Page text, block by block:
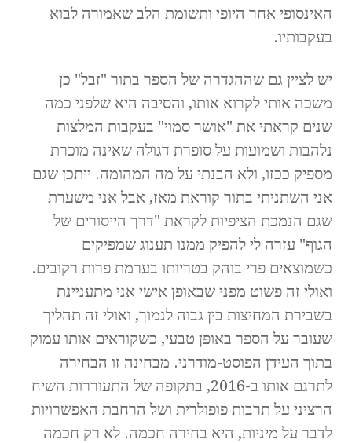
האינסופי אחר היופי ותשומת הלב שאמורה לבוא
בעקבותיו.
יש לציין גם שההגדרה של הספר בתור "זבל" כן
משכה אותי לקרוא אותו, והסיבה היא שלפני כמה
שנים קראתי את "אושר סמוי" בעקבות המלצות
נלהבות ושמועות על סופרת דגולה שאינה מוכרת
מספיק ככזו, ולא הבנתי על מה המהומה. ייתכן שגם
אני השתניתי בתור קוראת מאז, אבל אני משערת
שגם הנמכת הציפיות לקראת "דרך הייסורים של
הגוף" עזרה לי להפיק ממנו תענוג שמפיקים
כשמוצאים פרי בוהק בטריותו בערמת פרות רקובים.
ואולי זה פשוט מפני שבאופן אישי אני מתעניינת
בשבירת המחיצות בין גבוה לנמוך, ואולי זה תהליך
שעובר על הספר באופן טבעי, כשקוראים אותו עמוק
בתוך העידן הפוסט-מודרני. מבחינה זו הבחירה
לתרגם אותו ב-2016, בתקופה של התעוררות השיח
הרציני על תרבות פופולרית ושל הרחבת האפשרויות
לדבר על מיניות, היא בחירה חכמה. לא רק חכמה